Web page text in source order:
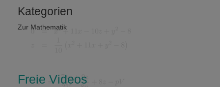
Kategorien
Zur Mathematik
Freie Videos